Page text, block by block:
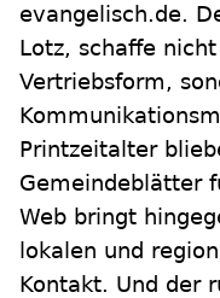
evangelisch.de.
Lotz, schaffe
Vertriebsform,
Printzeitalter
Gemeindeblätter
Web bringt
lokalen und
Kontakt. Und der